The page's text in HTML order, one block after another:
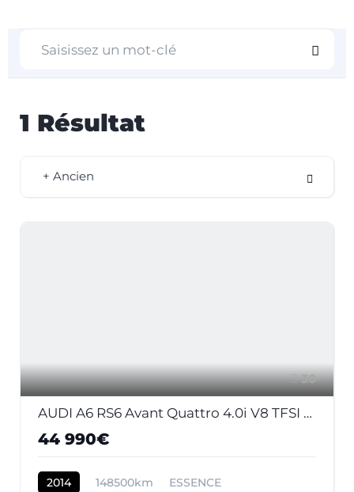
1 Résultat
+ Ancien
30
AUDI A6 RS6 Avant Quattro 4.0i V8 TFSI - 560 - BVA Tiptronic RS6 AVANT 2013 BREAK . PHASE 1
44 990€
2014 148500km ESSENCE